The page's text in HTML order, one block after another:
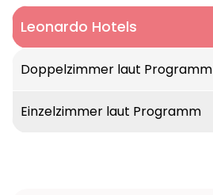
Leonardo Hotels
Doppelzimmer laut Programm
Einzelzimmer laut Programm